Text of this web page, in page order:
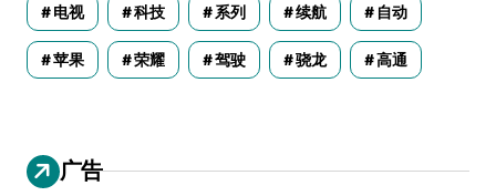
电视 科技 系列 续航 自动
苹果 荣耀 驾驶 骁龙 高通
广告